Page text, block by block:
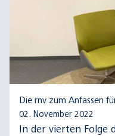
Die rnv zum Anfassen
02. November 2022
In der vierten Folge